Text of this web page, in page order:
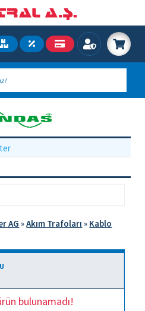
AG »Akım Trafoları » Kablo
bulunamadı!